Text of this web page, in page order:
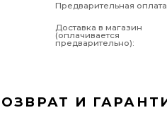
Предварительная
Доставка в магазин
(оплачивается
предварительно):
И